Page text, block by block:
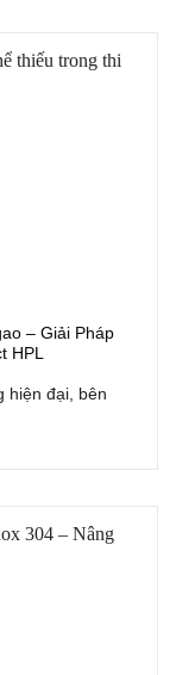
– Giải Pháp
HPL
hiện đại, bên